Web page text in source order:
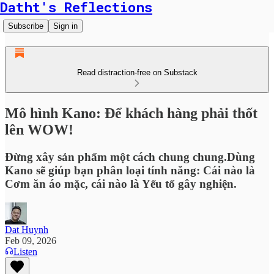
Datht's Reflections
Subscribe Sign in
Read distraction-free on Substack
Mô hình Kano: Để khách hàng phải thốt
lên WOW!
Đừng xây sản phẩm một cách chung chung.Dùng
Kano sẽ giúp bạn phân loại tính năng: Cái nào là
Cơm ăn áo mặc, cái nào là Yếu tố gây nghiện.
Dat Huynh
Feb 09, 2026
Listen